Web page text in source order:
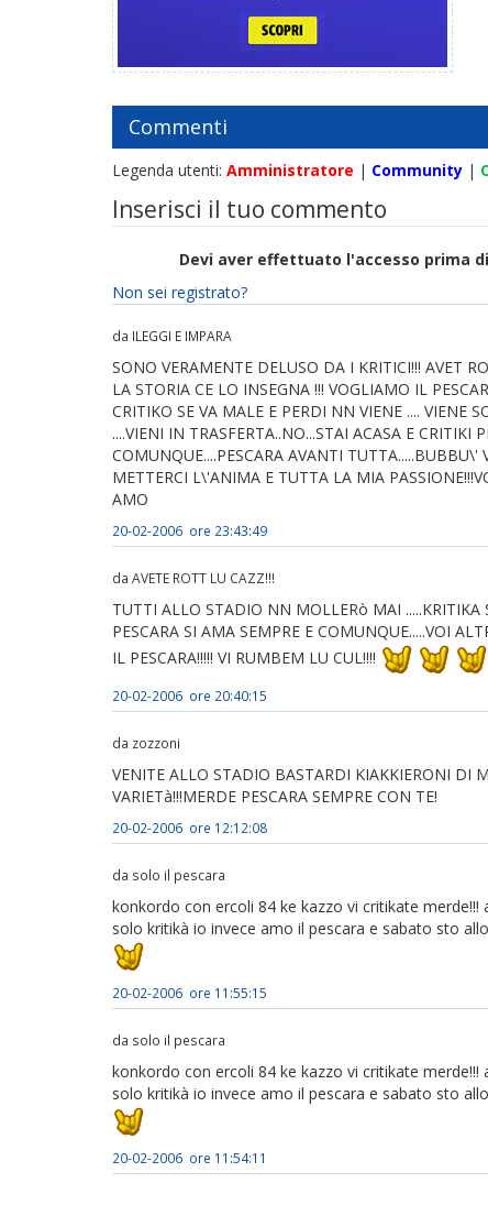
Commenti
Legenda utenti: Amministratore | Community |
Inserisci il tuo commento
Devi aver effettuato l'accesso prima
Non sei registrato?
da ILEGGI E IMPARA
SONO VERAMENTE DELUSO DA I KRITICI!!! AVET
LA STORIA CE LO INSEGNA !!! VOGLIAMO IL
CRITIKO SE VA MALE E PERDI NN VIENE .... VIENE
....VIENI IN TRASFERTA..NO...STAI ACASA E CRITIKI
COMUNQUE....PESCARA AVANTI
METTERCI L\'ANIMA E TUTTA LA MIA
AMO
20-02-2006 ore 23:43:49
da AVETE ROTT LU CAZZ!!!
TUTTI ALLO STADIO NN MOLLERò MAI
PESCARA SI AMA SEMPRE E COMUNQUE.....VOI
IL PESCARA!!!!! VI RUMBEM LU CUL!!!!
20-02-2006 ore 20:40:15
da zozzoni
VENITE ALLO STADIO BASTARDI KIAKKIERONI DI
VARIETà!!!MERDE PESCARA SEMPRE CON TE!
20-02-2006 ore 12:12:08
da solo il pescara
konkordo con ercoli 84 ke kazzo vi critikate
solo kritikà io invece amo il pescara e sabato sto
20-02-2006 ore 11:55:15
da solo il pescara
konkordo con ercoli 84 ke kazzo vi critikate
solo kritikà io invece amo il pescara e sabato sto
20-02-2006 ore 11:54:11